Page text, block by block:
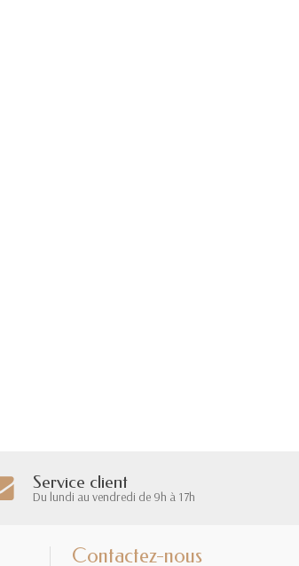
Service client
Du lundi au vendredi de 9h à 17h
Contactez-nous